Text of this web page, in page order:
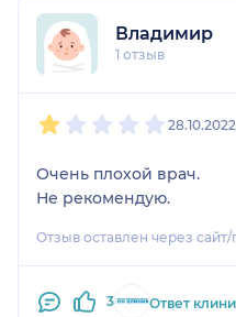
скорее уйти домой.
больным ногтем, если
доктор также бы
Владимир
1 отзыв
28.10.2022
Очень плохой врач.
Не рекомендую.
Отзыв оставлен через
3 Ответ